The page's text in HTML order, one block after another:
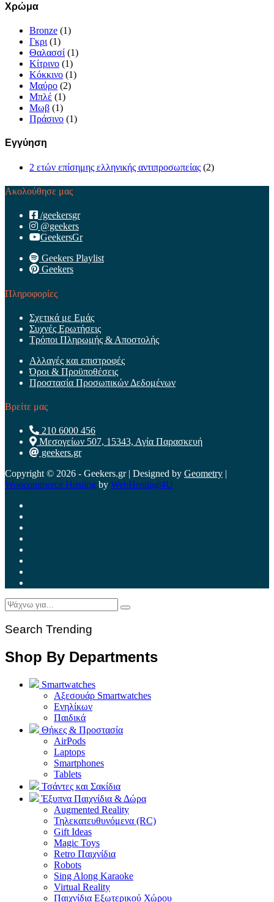
Χρώμα
Bronze (1)
Γκρι (1)
Θαλασσί (1)
Κίτρινο (1)
Κόκκινο (1)
Μαύρο (2)
Μπλέ (1)
Μωβ (1)
Πράσινο (1)
Εγγύηση
2 ετών επίσημης ελληνικής αντιπροσωπείας (2)
Ακολούθησε μας
/geekersgr
@geekers
GeekersGr
Geekers Playlist
Geekers
Πληροφορίες
Σχετικά με Εμάς
Συχνές Ερωτήσεις
Τρόποι Πληρωμής & Αποστολής
Αλλαγές και επιστροφές
Όροι & Προϋποθέσεις
Προστασία Προσωπικών Δεδομένων
Βρείτε μας
210 6000 456
Μεσογείων 507, 15343, Αγία Παρασκευή
geekers.gr
Copyright © 2026 - Geekers.gr | Designed by Geometry |
Woocommerce Hosting by WebHosting|4U
Search Trending
Shop By Departments
Smartwatches
Αξεσουάρ Smartwatches
Ενηλίκων
Παιδικά
Θήκες & Προστασία
AirPods
Laptops
Smartphones
Tablets
Τσάντες και Σακίδια
Έξυπνα Παιχνίδια & Δώρα
Augmented Reality
Τηλεκατευθυνόμενα (RC)
Gift Ideas
Magic Toys
Retro Παιχνίδια
Robots
Sing Along Karaoke
Virtual Reality
Παιχνίδια Εξωτερικού Χώρου